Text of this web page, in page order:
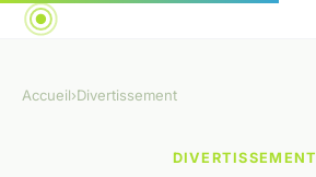
Accueil›Divertissement
DIVERTISSEMENT